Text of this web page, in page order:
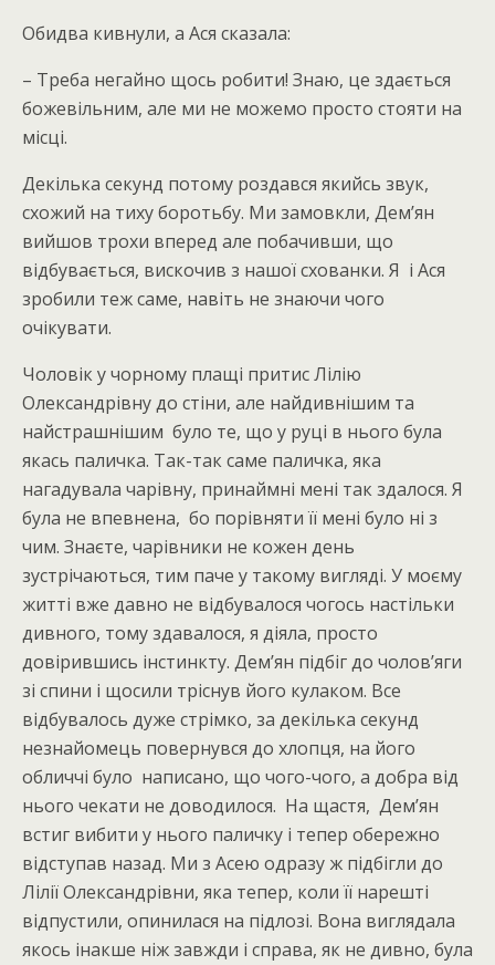
Обидва кивнули, а Ася сказала:
– Треба негайно щось робити! Знаю, це здається
божевільним, але ми не можемо просто стояти на
місці.
Декілька секунд потому роздався якийсь звук,
схожий на тиху боротьбу. Ми замовкли, Дем’ян
вийшов трохи вперед але побачивши, що
відбувається, вискочив з нашої схованки. Я і Ася
зробили теж саме, навіть не знаючи чого
очікувати.
Чоловік у чорному плащі притис Лілію
Олександрівну до стіни, але найдивнішим та
найстрашнішим було те, що у руці в нього була
якась паличка. Так-так саме паличка, яка
нагадувала чарівну, принаймні мені так здалося. Я
була не впевнена, бо порівняти її мені було ні з
чим. Знаєте, чарівники не кожен день
зустрічаються, тим паче у такому вигляді. У моєму
житті вже давно не відбувалося чогось настільки
дивного, тому здавалося, я діяла, просто
довірившись інстинкту. Дем’ян підбіг до чолов’яги
зі спини і щосили тріснув його кулаком. Все
відбувалось дуже стрімко, за декілька секунд
незнайомець повернувся до хлопця, на його
обличчі було написано, що чого-чого, а добра від
нього чекати не доводилося. На щастя, Дем’ян
встиг вибити у нього паличку і тепер обережно
відступав назад. Ми з Асею одразу ж підбігли до
Лілії Олександрівни, яка тепер, коли її нарешті
відпустили, опинилася на підлозі. Вона виглядала
якось інакше ніж завжди і справа, як не дивно, була